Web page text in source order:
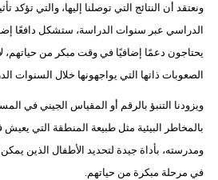
ونعتقد أن النتائج التي توصلنا إليها، والتي تؤكد
الدراسي عبر سنوات الدراسة، ستشكل دافعًا
يحتاجون دعمًا إضافيًا في وقت مبكر من حياتهم،
الصعوبات ذاتها التي يواجهونها خلال السنوات
ويزودنا التنبؤ بالرقم أو المقياس الجيني في
بالمخاطر البيئية مثل طبيعة المنطقة التي
ومدرسته، بأداة جيدة لتحديد الأطفال الذين
في مرحلة مبكرة من حياتهم.